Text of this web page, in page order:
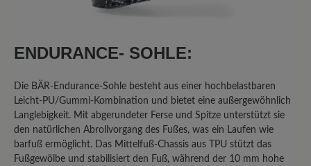
Schuhe, sowohl mit Mixed-
rutschige Sohle. Im Winter auf Eis -
Gummisohle noch an Haftung hat, fehlt
hier vollends! Ich habe im Auto -
austattungsbedingt - eine
Metallpedalerie; auch hier ist mit dem
Sohlenmix, wenn er denn einmal feucht
ENDURANCE- SOHLE:
Die BÄR-Endurance-Sohle besteht aus einer hochbelastbaren
Leicht-PU/Gummi-Kombination und bietet eine außergewöhnlich
Langlebigkeit. Mit abgerundeter Ferse und Spitze unterstützt sie
den natürlichen Abrollvorgang des Fußes, was ein Laufen wie
barfuß ermöglicht. Das Mittelfuß-Chassis aus TPU stützt das
Fußgewölbe und stabilisiert den Fuß, während der 10 mm hohe